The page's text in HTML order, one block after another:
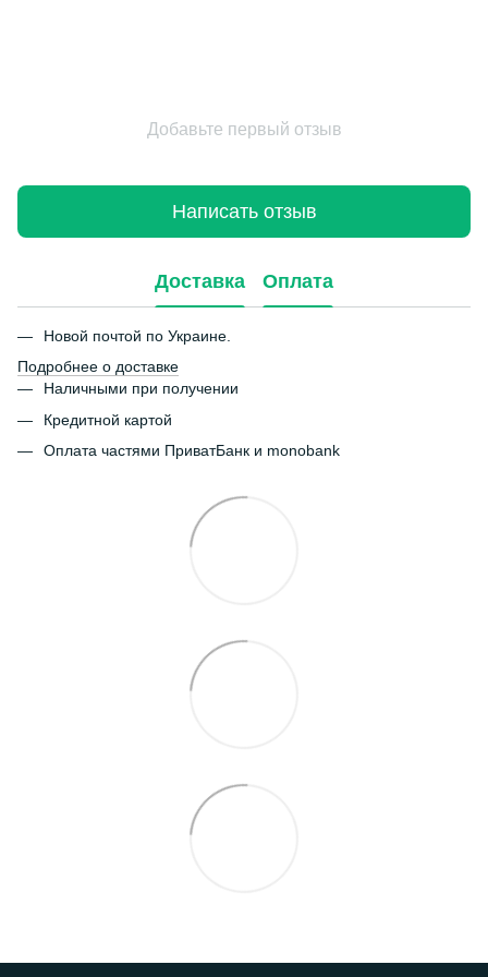
Добавьте первый отзыв
Написать отзыв
Доставка Оплата
Новой почтой по Украине.
Подробнее о доставке
Наличными при получении
Кредитной картой
Оплата частями ПриватБанк и monobank